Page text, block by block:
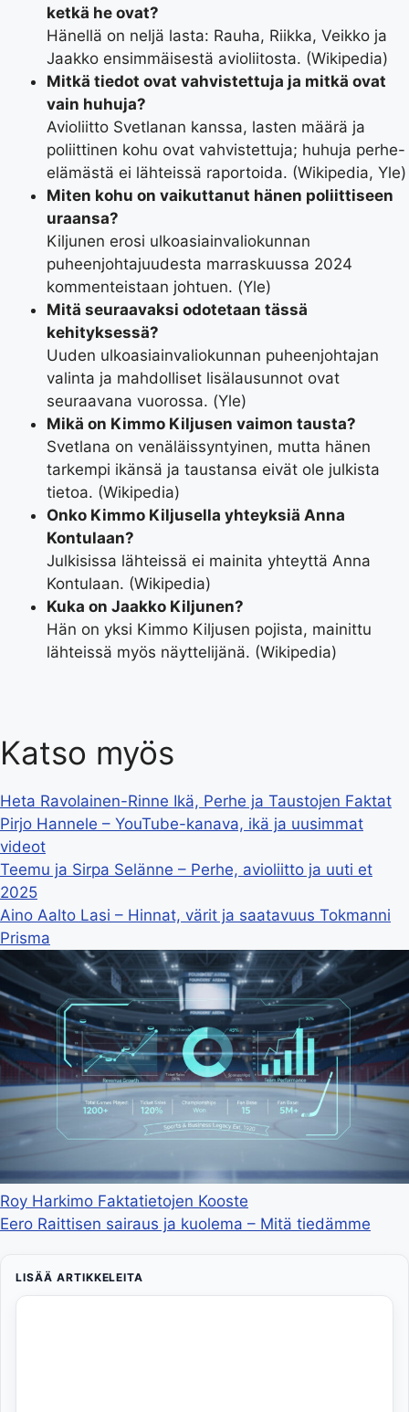
ketkä he ovat?
Hänellä on neljä lasta: Rauha, Riikka, Veikko ja
Jaakko ensimmäisestä avioliitosta. (Wikipedia)
Mitkä tiedot ovat vahvistettuja ja mitkä ovat
vain huhuja?
Avioliitto Svetlanan kanssa, lasten määrä ja
poliittinen kohu ovat vahvistettuja; huhuja perhe-
elämästä ei lähteissä raportoida. (Wikipedia, Yle)
Miten kohu on vaikuttanut hänen poliittiseen
uraansa?
Kiljunen erosi ulkoasiainvaliokunnan
puheenjohtajuudesta marraskuussa 2024
kommenteistaan johtuen. (Yle)
Mitä seuraavaksi odotetaan tässä
kehityksessä?
Uuden ulkoasiainvaliokunnan puheenjohtajan
valinta ja mahdolliset lisälausunnot ovat
seuraavana vuorossa. (Yle)
Mikä on Kimmo Kiljusen vaimon tausta?
Svetlana on venäläissyntyinen, mutta hänen
tarkempi ikänsä ja taustansa eivät ole julkista
tietoa. (Wikipedia)
Onko Kimmo Kiljusella yhteyksiä Anna
Kontulaan?
Julkisissa lähteissä ei mainita yhteyttä Anna
Kontulaan. (Wikipedia)
Kuka on Jaakko Kiljunen?
Hän on yksi Kimmo Kiljusen pojista, mainittu
lähteissä myös näyttelijänä. (Wikipedia)
Katso myös
Heta Ravolainen-Rinne Ikä, Perhe ja Taustojen Faktat
Pirjo Hannele – YouTube-kanava, ikä ja uusimmat
videot
Teemu ja Sirpa Selänne – Perhe, avioliitto ja uuti et
2025
Aino Aalto Lasi – Hinnat, värit ja saatavuus Tokmanni
Prisma
Roy Harkimo Faktatietojen Kooste
Eero Raittisen sairaus ja kuolema – Mitä tiedämme
LISÄÄ ARTIKKELEITA